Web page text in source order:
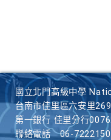
國立北門高級中學
台南市佳里區六安里
第一銀行 佳里分行
聯絡電話
06-7222150